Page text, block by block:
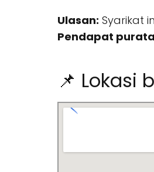
Ulasan: Syarikat
Pendapat
📌 Lokasi